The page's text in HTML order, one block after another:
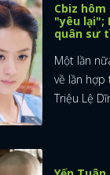
Cbiz hôm
"yêu lại";
quân sư
Một lần
về lần hợp
Triệu Lệ